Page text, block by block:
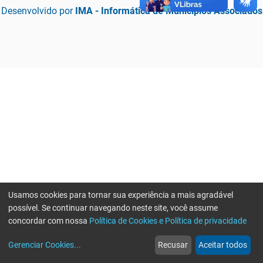
Desenvolvido por IMA - Informática de Municípios Associados
web
Notícias
more_horiz
Mais
Usamos cookies para tornar sua experiência a mais agradável
possível. Se continuar navegando neste site, você assume
concordar com nossa Política de Cookies e Política de privacidade
Gerenciar Cookies... Recusar Aceitar todos
Erro ao enviar informações, por favor tente novamente